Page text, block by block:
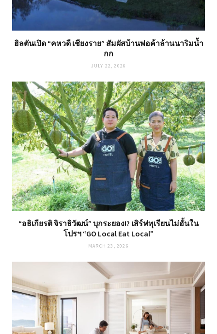
ฮิลตันเปิด “คหวดี เชียงราย” สัมผัสบ้านพ่อค้าล้านนาริมน้ำ
กก
JULY 22, 2026
“อธิเกียรติ จิราธิวัฒน์” บุกระยอง!? เสิร์ฟทุเรียนไม่อั้นใน
โปรฯ “GO Local Eat Local”
MARCH 23, 2026